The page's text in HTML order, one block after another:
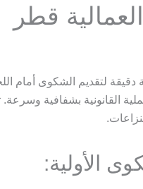
قطر
دقيقة لتقديم الشكوى أمام
القانونية بشفافية وسرعة.